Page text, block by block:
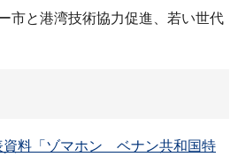
市と港湾技術協力促進、若い世代
資料「ゾマホン ベナン共和国特